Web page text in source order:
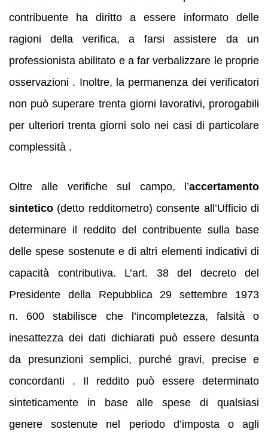
contribuente ha diritto a essere informato delle
ragioni della verifica, a farsi assistere da un
professionista abilitato e a far verbalizzare le proprie
osservazioni . Inoltre, la permanenza dei verificatori
non può superare trenta giorni lavorativi, prorogabili
per ulteriori trenta giorni solo nei casi di particolare
complessità .
Oltre alle verifiche sul campo, l’accertamento
sintetico (detto redditometro) consente all’Ufficio di
determinare il reddito del contribuente sulla base
delle spese sostenute e di altri elementi indicativi di
capacità contributiva. L’art. 38 del decreto del
Presidente della Repubblica 29 settembre 1973
n. 600 stabilisce che l’incompletezza, falsità o
inesattezza dei dati dichiarati può essere desunta
da presunzioni semplici, purché gravi, precise e
concordanti . Il reddito può essere determinato
sinteticamente in base alle spese di qualsiasi
genere sostenute nel periodo d’imposta o agli